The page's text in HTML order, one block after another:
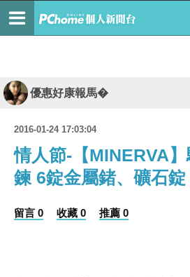
優惠好康報馬�
2016-01-24 17:03:04
情人節-【MINERVA
鍊 6錠金屬鍺、礦石錠
留言 0 收藏 0 推薦 0